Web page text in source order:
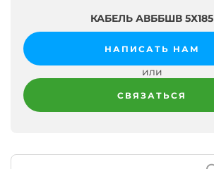
КАБЕЛЬ АВББШВ 5Х185
НАПИСАТЬ НАМ
или
СВЯЗАТЬСЯ